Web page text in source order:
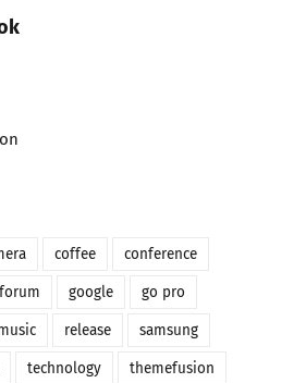
coffee conference
forum google go pro
release samsung
technology themefusion